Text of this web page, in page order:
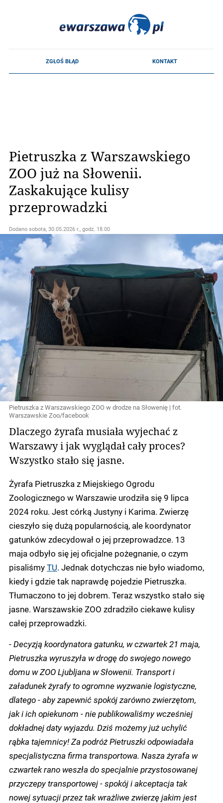
Pietruszka z Warszawskiego
ZOO już na Słowenii.
Zaskakujące kulisy
przeprowadzki
Dodano sobota, 30.05.2026 r., godz. 18.00
Pietruszka z Warszawskiego ZOO w drodze na Słowenię | fot.
Warszawskie Zoo/facebook
Dlaczego żyrafa musiała wyjechać z
Warszawy i jak wyglądał cały proces?
Wszystko stało się jasne.
Żyrafa Pietruszka z Miejskiego Ogrodu
Zoologicznego w Warszawie urodziła się 9 lipca
2024 roku. Jest córką Justyny i Karima. Zwierzę
cieszyło się dużą popularnością, ale koordynator
gatunków zdecydował o jej przeprowadzce. 13
maja odbyło się jej oficjalne pożegnanie, o czym
pisaliśmyTU. Jednak dotychczas nie było wiadomo,
kiedy i gdzie tak naprawdę pojedzie Pietruszka.
Tłumaczono to jej dobrem. Teraz wszystko stało się
jasne. Warszawskie ZOO zdradziło ciekawe kulisy
całej przeprowadzki.
-Decyzją koordynatora gatunku, w czwartek 21 maja,
Pietruszka wyruszyła w drogę do swojego nowego
domu w ZOO Ljubljana w Słowenii. Transport i
załadunek żyrafy to ogromne wyzwanie logistyczne,
dlatego - aby zapewnić spokój zarówno zwierzętom,
jak i ich opiekunom - nie publikowaliśmy wcześniej
dokładnej daty wyjazdu. Dziś możemy już uchylić
rąbka tajemnicy! Za podróż Pietruszki odpowiadała
specjalistyczna firma transportowa. Nasza żyrafa w
czwartek rano weszła do specjalnie przystosowanej
przyczepy transportowej - spokój i akceptacja tak
nowej sytuacji przez tak wrażliwe zwierzę jakim jest